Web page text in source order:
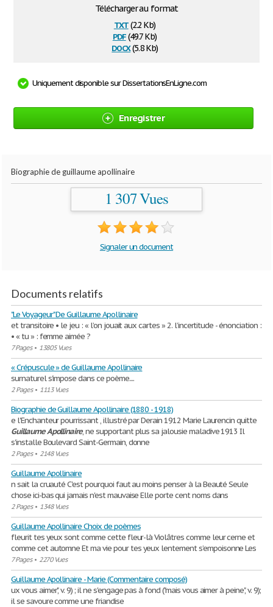
Télécharger au format
txt(2.2 Kb)
pdf(49.7 Kb)
docx(5.8 Kb)
Uniquement disponible sur DissertationsEnLigne.com
Enregistrer
Biographie de guillaume apollinaire
1 307 Vues
Signaler un document
Documents relatifs
"Le Voyageur" De Guillaume Apollinaire
et transitoire • le jeu : « l’on jouait aux cartes » 2. l’incertitude - énonciation :
• « tu » : femme aimée ?
7 Pages• 13805 Vues
« Crépuscule » de Guillaume Apollinaire
surnaturel s’impose dans ce poème....
2 Pages• 1113 Vues
Biographie de Guillaume Apollinaire (1880 - 1918)
e l'Enchanteur pourrissant , illustré par Derain 1912 Marie Laurencin quitte
GuillaumeApollinaire, ne supportant plus sa jalousie maladive 1913 Il
s'installe Boulevard Saint-Germain, donne
2 Pages• 2148 Vues
Guillaume Apollinaire
n sait la cruauté C'est pourquoi faut au moins penser à la Beauté Seule
chose ici-bas qui jamais n'est mauvaise Elle porte cent noms dans
2 Pages• 1348 Vues
Guillaume Apollinaire Choix de poèmes
fleurit tes yeux sont comme cette fleur-là Violâtres comme leur cerne et
comme cet automne Et ma vie pour tes yeux lentement s’empoisonne Les
7 Pages• 2270 Vues
Guillaume Apollinaire - Marie (Commentaire composé)
ux vous aimer", v. 9) ; il ne s'engage pas à fond ("mais vous aimer à peine", v. 9);
il se savoure comme une friandise